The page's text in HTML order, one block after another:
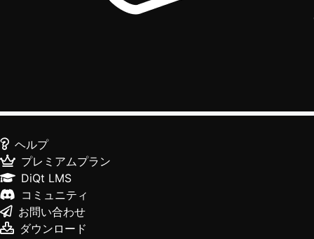
ヘルプ
プレミアムプラン
DiQt LMS
コミュニティ
お問い合わせ
ダウンロード